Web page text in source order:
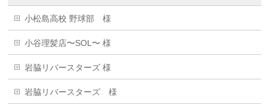
小松島高校 野球部 様
小谷理髪店〜SOL〜 様
岩脇リバースターズ 様
岩脇リバースターズ 様